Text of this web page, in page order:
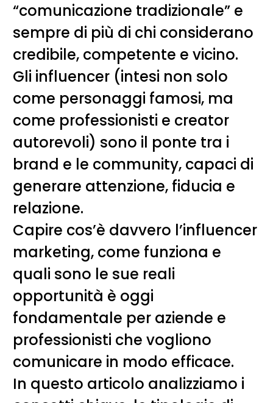
“comunicazione tradizionale” e
sempre di più di chi considerano
credibile, competente e vicino.
Gli influencer (intesi non solo
come personaggi famosi, ma
come professionisti e creator
autorevoli) sono il ponte tra i
brand e le community, capaci di
generare attenzione, fiducia e
relazione.
Capire cos’è davvero l’influencer
marketing, come funziona e
quali sono le sue reali
opportunità è oggi
fondamentale per aziende e
professionisti che vogliono
comunicare in modo efficace.
In questo articolo analizziamo i